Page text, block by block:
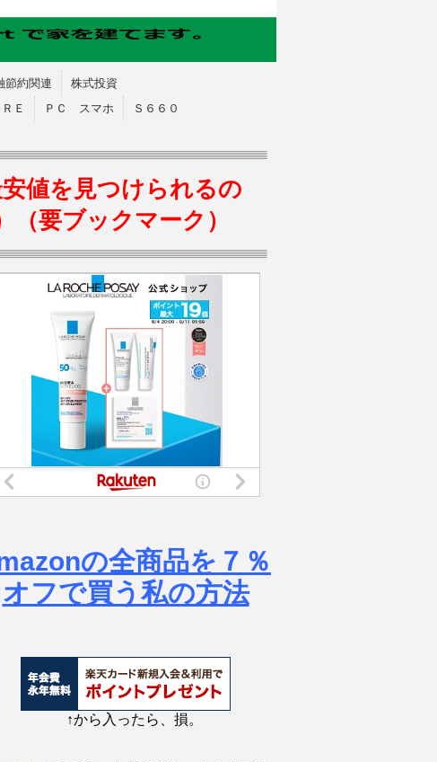
節約関連
株式投資
Ｅ ＰＣ スマホ
Ｓ６６０
値を見つけられるの
要ブックマーク）
の全商品を７％
オフで買う私の方法
↑から入ったら、損。